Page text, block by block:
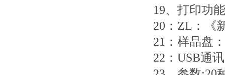
19、打印功
20：ZL：《
21：样品盘
22：USB通